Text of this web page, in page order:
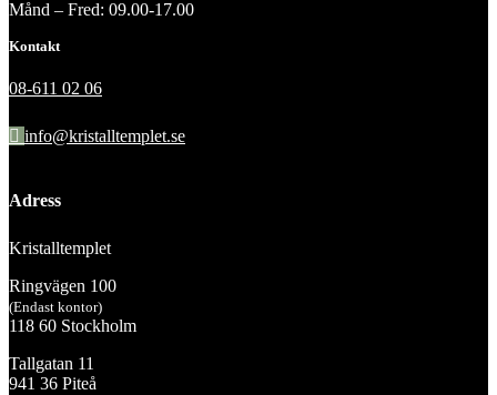
Månd – Fred: 09.00-17.00
Kontakt
08-611 02 06
info@kristalltemplet.se
Adress
Kristalltemplet
Ringvägen 100
(Endast kontor)
118 60 Stockholm
Tallgatan 11
941 36 Piteå